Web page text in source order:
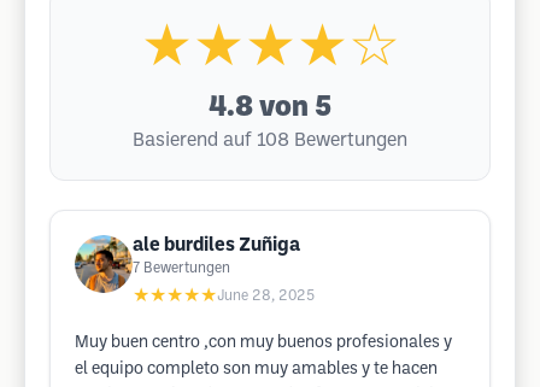
★★★★☆
4.8 von 5
Basierend auf 108 Bewertungen
ale burdiles Zuñiga
7 Bewertungen
★★★★★June 28, 2025
Muy buen centro ,con muy buenos profesionales y
el equipo completo son muy amables y te hacen